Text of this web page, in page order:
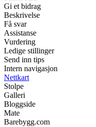
Gi et bidrag
Beskrivelse
Få svar
Assistanse
Vurdering
Ledige stillinger
Send inn tips
Intern navigasjon
Nettkart
Stolpe
Galleri
Bloggside
Mate
Barebygg.com